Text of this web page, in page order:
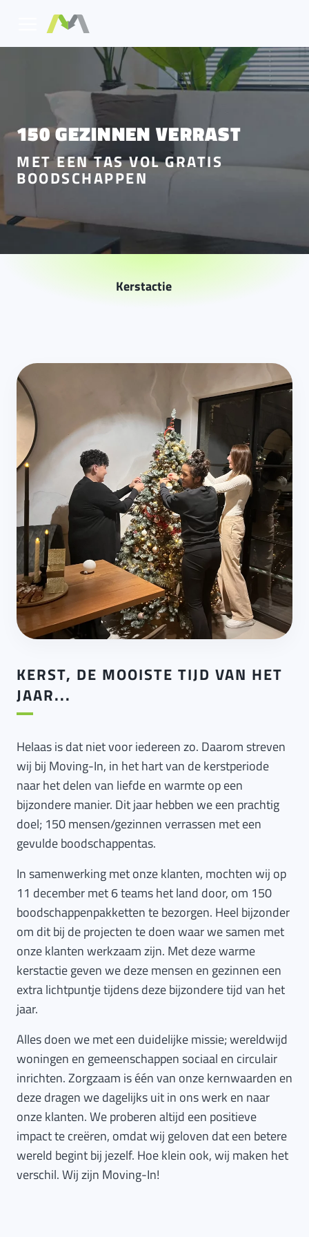
150 GEZINNEN VERRAST
MET EEN TAS VOL GRATIS
BOODSCHAPPEN
Kerstactie
KERST, DE MOOISTE TIJD VAN HET
JAAR...
Helaas is dat niet voor iedereen zo. Daarom streven
wij bij Moving-In, in het hart van de kerstperiode
naar het delen van liefde en warmte op een
bijzondere manier. Dit jaar hebben we een prachtig
doel; 150 mensen/gezinnen verrassen met een
gevulde boodschappentas.
In samenwerking met onze klanten, mochten wij op
11 december met 6 teams het land door, om 150
boodschappenpakketten te bezorgen. Heel bijzonder
om dit bij de projecten te doen waar we samen met
onze klanten werkzaam zijn. Met deze warme
kerstactie geven we deze mensen en gezinnen een
extra lichtpuntje tijdens deze bijzondere tijd van het
jaar.
Alles doen we met een duidelijke missie; wereldwijd
woningen en gemeenschappen sociaal en circulair
inrichten. Zorgzaam is één van onze kernwaarden en
deze dragen we dagelijks uit in ons werk en naar
onze klanten. We proberen altijd een positieve
impact te creëren, omdat wij geloven dat een betere
wereld begint bij jezelf. Hoe klein ook, wij maken het
verschil. Wij zijn Moving-In!